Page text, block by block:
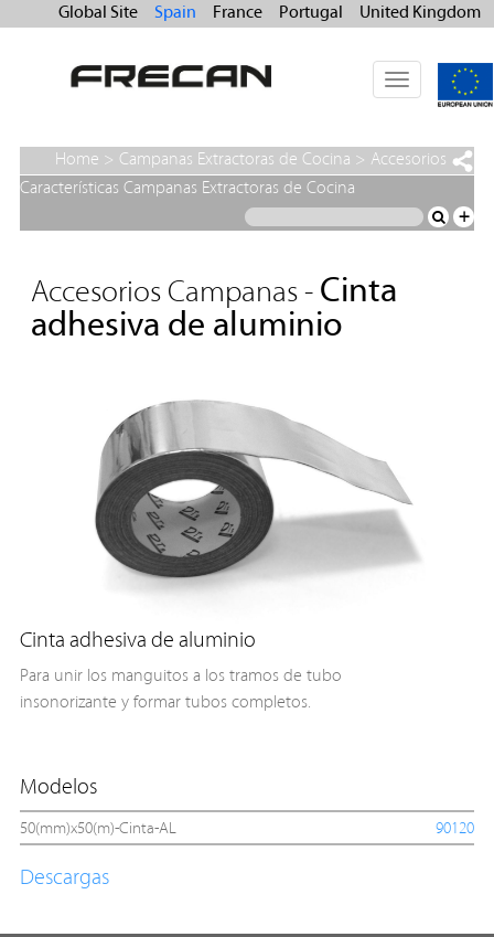
Global Site Spain France Portugal United Kingdom
Toggle
navigation
Home > Campanas Extractoras de Cocina > Accesorios
Campanas> Cinta adhesiva de aluminio
Características Campanas Extractoras de Cocina
+
Accesorios Campanas - Cinta
adhesiva de aluminio
Cinta adhesiva de aluminio
Para unir los manguitos a los tramos de tubo
insonorizante y formar tubos completos.
Modelos
50(mm)x50(m)-Cinta-AL 90120
Descargas